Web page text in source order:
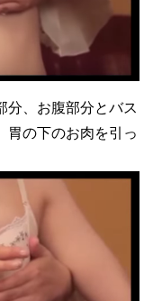
分、お腹部分とバス
胃の下のお肉を引っ